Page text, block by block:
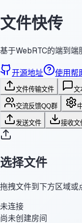
文件快传
基于WebRTC的端到
开源地址 使用帮
文件传输文件 文
交流反馈QQ群
发送文件 接收文
选择文件
拖拽文件到下方区域或
未连接
尚未创建房间